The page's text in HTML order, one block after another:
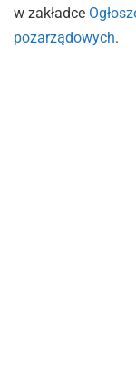
w zakładce
pozarządowych.